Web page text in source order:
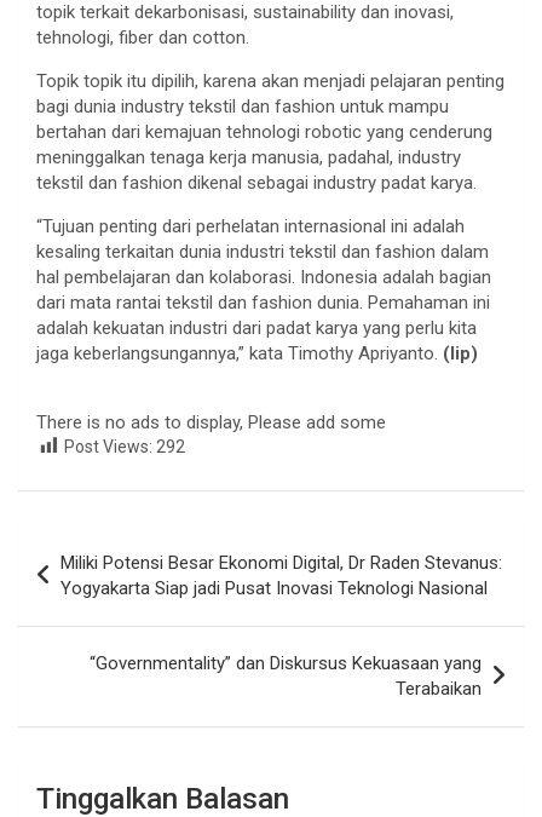
topik terkait dekarbonisasi, sustainability dan inovasi,
tehnologi, fiber dan cotton.
Topik topik itu dipilih, karena akan menjadi pelajaran penting
bagi dunia industry tekstil dan fashion untuk mampu
bertahan dari kemajuan tehnologi robotic yang cenderung
meninggalkan tenaga kerja manusia, padahal, industry
tekstil dan fashion dikenal sebagai industry padat karya.
“Tujuan penting dari perhelatan internasional ini adalah
kesaling terkaitan dunia industri tekstil dan fashion dalam
hal pembelajaran dan kolaborasi. Indonesia adalah bagian
dari mata rantai tekstil dan fashion dunia. Pemahaman ini
adalah kekuatan industri dari padat karya yang perlu kita
jaga keberlangsungannya,” kata Timothy Apriyanto. (lip)
There is no ads to display, Please add some
Post Views: 292
pos
Miliki Potensi Besar Ekonomi Digital, Dr Raden Stevanus:
Yogyakarta Siap jadi Pusat Inovasi Teknologi Nasional
“Governmentality” dan Diskursus Kekuasaan yang
Terabaikan
Tinggalkan Balasan